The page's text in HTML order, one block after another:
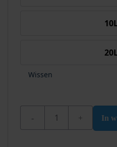
Wissen
Wixx Houtcoat
In